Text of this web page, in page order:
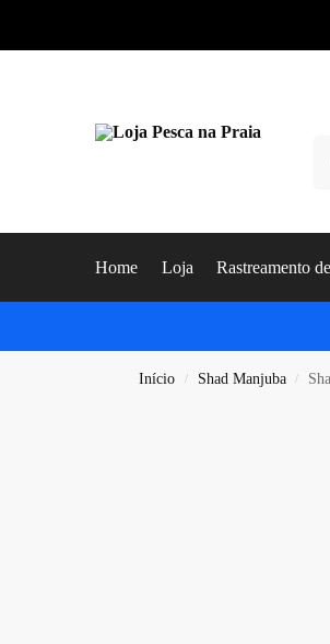
Home Loja Rastreamento
Início / Shad Manjuba /